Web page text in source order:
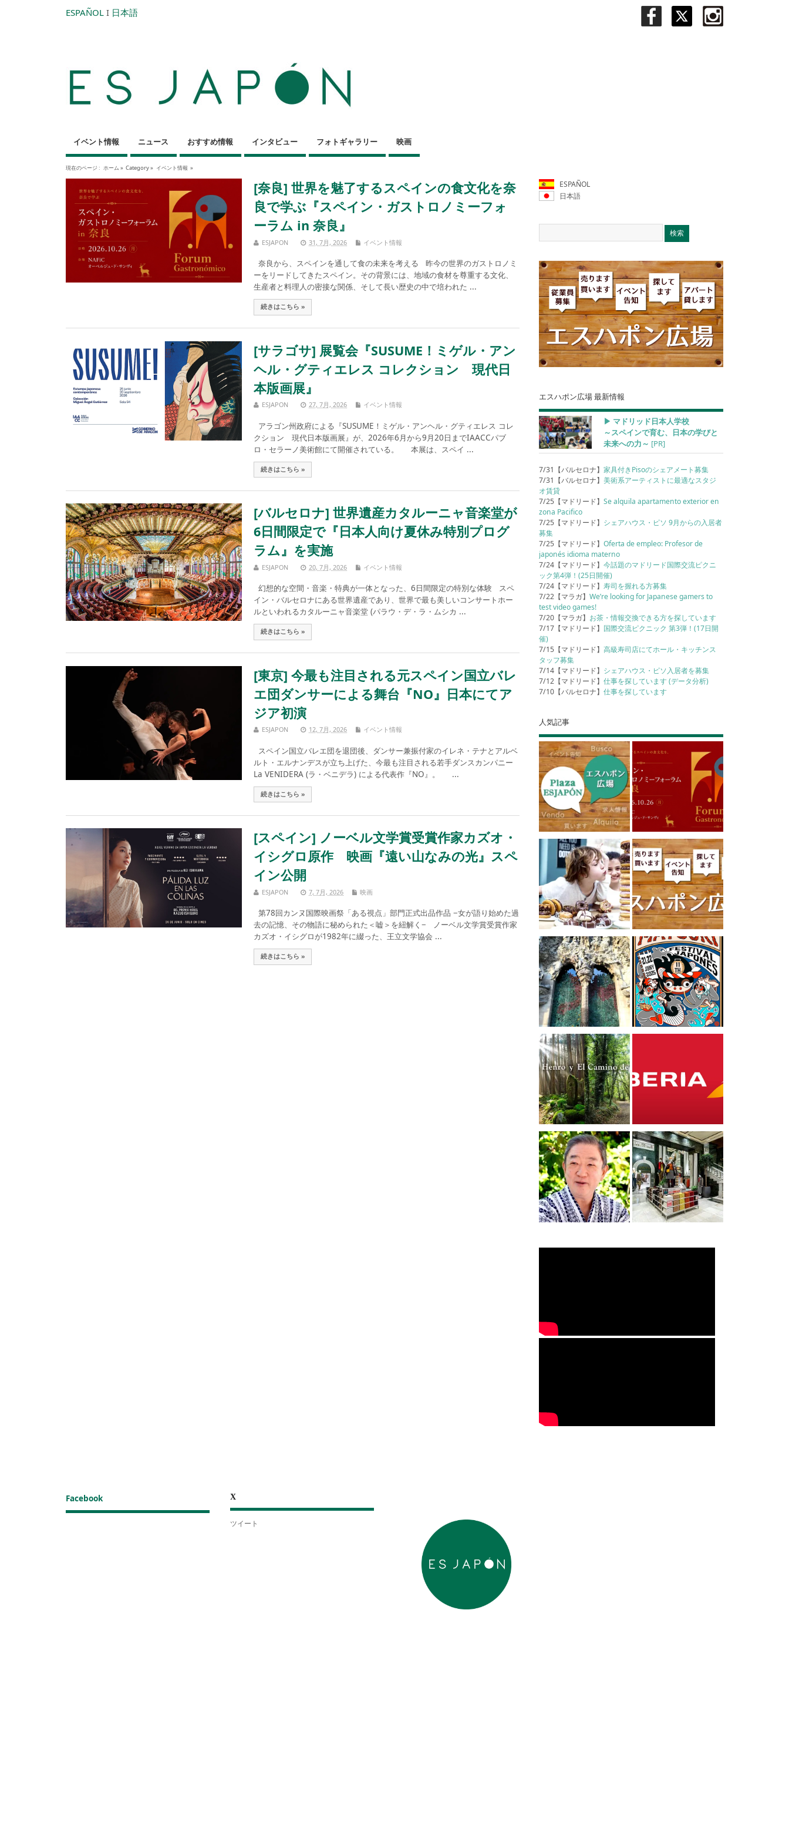
ESPAÑOL I 日本語
イベント情報 ニュース おすすめ情報 インタビュー フォトギャラリー 映画
現在のページ : ホーム » Category » イベント情報 »
[奈良] 世界を魅了するスペインの食文化を奈
良で学ぶ『スペイン・ガストロノミーフォ
ーラム in 奈良』
ESJAPON 31, 7月, 2026 イベント情報
奈良から、スペインを通して食の未来を考える 昨今の世界のガストロノミ
ーをリードしてきたスペイン。その背景には、地域の食材を尊重する文化、
生産者と料理人の密接な関係、そして長い歴史の中で培われた ...
続きはこちら »
[サラゴサ] 展覧会『SUSUME！ミゲル・アン
ヘル・グティエレス コレクション 現代日
本版画展』
ESJAPON 27, 7月, 2026 イベント情報
アラゴン州政府による『SUSUME！ミゲル・アンヘル・グティエレス コレ
クション 現代日本版画展』が、2026年6月から9月20日までIAACCパブ
ロ・セラーノ美術館にて開催されている。 本展は、スペイ ...
続きはこちら »
[バルセロナ] 世界遺産カタルーニャ音楽堂が
6日間限定で『日本人向け夏休み特別プログ
ラム』を実施
ESJAPON 20, 7月, 2026 イベント情報
幻想的な空間・音楽・特典が一体となった、6日間限定の特別な体験 スペ
イン・バルセロナにある世界遺産であり、世界で最も美しいコンサートホー
ルといわれるカタルーニャ音楽堂 (パラウ・デ・ラ・ムシカ ...
続きはこちら »
[東京] 今最も注目される元スペイン国立バレ
エ団ダンサーによる舞台『NO』日本にてア
ジア初演
ESJAPON 12, 7月, 2026 イベント情報
スペイン国立バレエ団を退団後、ダンサー兼振付家のイレネ・テナとアルベ
ルト・エルナンデスが立ち上げた、今最も注目される若手ダンスカンパニー
La VENIDERA (ラ・ベニデラ) による代表作『NO』。 ...
続きはこちら »
[スペイン] ノーベル文学賞受賞作家カズオ・
イシグロ原作 映画『遠い山なみの光』スペ
イン公開
ESJAPON 7, 7月, 2026 映画
第78回カンヌ国際映画祭「ある視点」部門正式出品作品 −女が語り始めた過
去の記憶、その物語に秘められた＜嘘＞を紐解く− ノーベル文学賞受賞作家
カズオ・イシグロが1982年に綴った、王立文学協会 ...
続きはこちら »
ESPAÑOL
日本語
エスハポン広場 最新情報
▶︎ マドリッド日本人学校
～スペインで育む、日本の学びと
未来への力～ [PR]
7/31【バルセロナ】家具付きPisoのシェアメート募集
7/31【バルセロナ】美術系アーティストに最適なスタジ
オ賃貸
7/25【マドリード】Se alquila apartamento exterior en
zona Pacifico
7/25【マドリード】 シェアハウス・ピソ 9月からの入居者
募集
7/25【マドリード】Oferta de empleo: Profesor de
japonés idioma materno
7/24【マドリード】今話題のマドリード国際交流ピクニ
ック第4弾！(25日開催)
7/24【マドリード】寿司を握れる方募集
7/22【マラガ】We’re looking for Japanese gamers to
test video games!
7/20【マラガ】 お茶・情報交換できる方を探しています
7/17【マドリード】 国際交流ピクニック 第3弾！(17日開
催)
7/15【マドリード】高級寿司店にてホール・キッチンス
タッフ募集
7/14【マドリード】 シェアハウス・ピソ入居者を募集
7/12【マドリード】仕事を探しています (データ分析)
7/10【バルセロナ】仕事を探しています
人気記事
Facebook X
ツイート